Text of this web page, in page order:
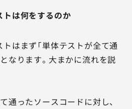
トは何をするのか
はまず「単体テストが全て通
なります。大まかに流れを説
通ったソースコードに対し、